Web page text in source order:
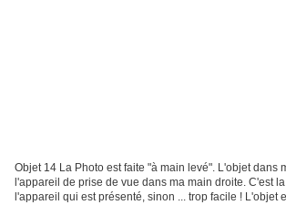
Objet 14 La Photo est faite "à main levé". L'objet dans
l'appareil de prise de vue dans ma main droite. C'est
l'appareil qui est présenté, sinon ... trop facile ! L'objet